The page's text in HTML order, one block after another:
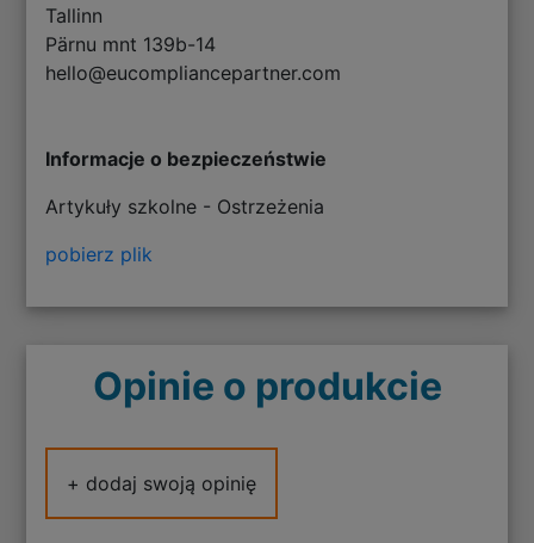
Tallinn
Pärnu mnt 139b-14
hello@eucompliancepartner.com
Informacje o bezpieczeństwie
Artykuły szkolne - Ostrzeżenia
pobierz plik
Opinie o produkcie
+ dodaj swoją opinię